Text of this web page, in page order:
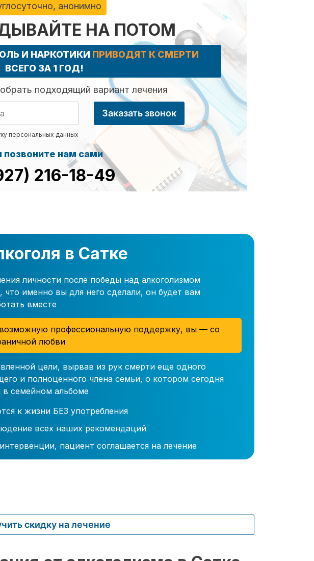
анонимно
НА ПОТОМ
И НАРКОТИКИ ПРИВОДЯТ К СМЕРТИ
ВСЕГО ЗА 1 ГОД!
подходящий вариант лечения
персональных данных
Заказать звонок
позвоните нам сами
216-18-49
в Сатке
личности после победы над алкоголизмом
именно вы для него сделали, он будет вам
вместе
профессиональную поддержку, вы — со
любви
цели, вырвав из рук смерти еще одного
и полноценного члена семьи, о котором сегодня
семейном альбоме
к жизни БЕЗ употребления
всех наших рекомендаций
пациент соглашается на лечение
скидку на лечение